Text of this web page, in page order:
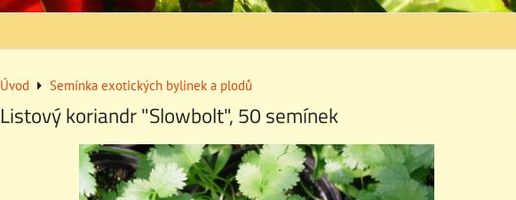
Úvod Semínka exotických bylinek a plodů
Listový koriandr "Slowbolt", 50 semínek